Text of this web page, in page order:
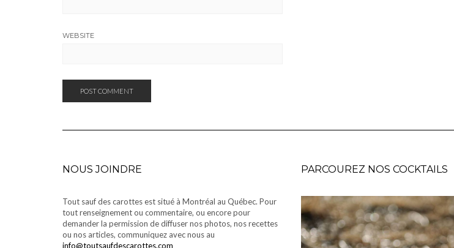
WEBSITE
NOUS JOINDRE
Tout sauf des carottes est situé à Montréal au Québec. Pour
tout renseignement ou commentaire, ou encore pour
demander la permission de diffuser nos photos, nos recettes
ou nos articles, communiquez avec nous au
info@toutsaufdescarottes.com
PARCOUREZ NOS COCKTAILS